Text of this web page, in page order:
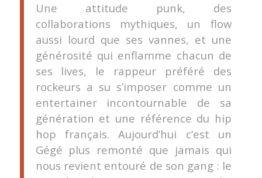
Une attitude punk, des
collaborations mythiques, un flow
aussi lourd que ses vannes, et une
générosité qui enflamme chacun de
ses lives, le rappeur préféré des
rockeurs a su s’imposer comme un
entertainer incontournable de sa
génération et une référence du hip
hop français. Aujourd’hui c’est un
Gégé plus remonté que jamais qui
nous revient entouré de son gang : le